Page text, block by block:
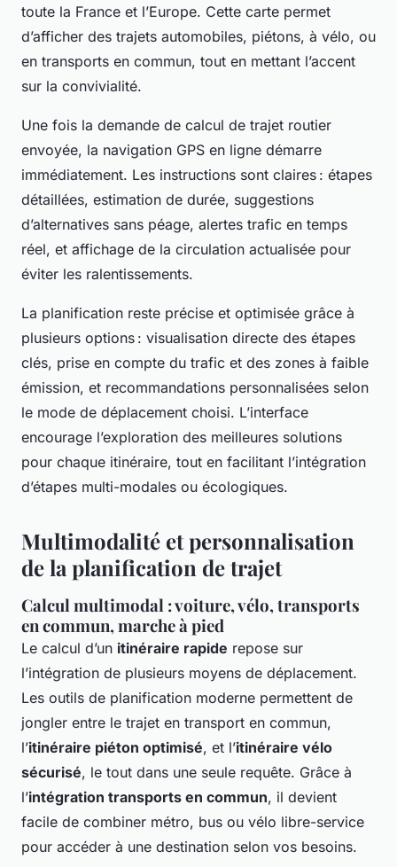
toute la France et l’Europe. Cette carte permet
d’afficher des trajets automobiles, piétons, à vélo, ou
en transports en commun, tout en mettant l’accent
sur la convivialité.
Une fois la demande de calcul de trajet routier
envoyée, la navigation GPS en ligne démarre
immédiatement. Les instructions sont claires : étapes
détaillées, estimation de durée, suggestions
d’alternatives sans péage, alertes trafic en temps
réel, et affichage de la circulation actualisée pour
éviter les ralentissements.
La planification reste précise et optimisée grâce à
plusieurs options : visualisation directe des étapes
clés, prise en compte du trafic et des zones à faible
émission, et recommandations personnalisées selon
le mode de déplacement choisi. L’interface
encourage l’exploration des meilleures solutions
pour chaque itinéraire, tout en facilitant l’intégration
d’étapes multi-modales ou écologiques.
Multimodalité et personnalisation
de la planification de trajet
Calcul multimodal : voiture, vélo, transports
en commun, marche à pied
Le calcul d’un itinéraire rapide repose sur
l’intégration de plusieurs moyens de déplacement.
Les outils de planification moderne permettent de
jongler entre le trajet en transport en commun,
l’itinéraire piéton optimisé, et l’itinéraire vélo
sécurisé, le tout dans une seule requête. Grâce à
l’intégration transports en commun, il devient
facile de combiner métro, bus ou vélo libre-service
pour accéder à une destination selon vos besoins.